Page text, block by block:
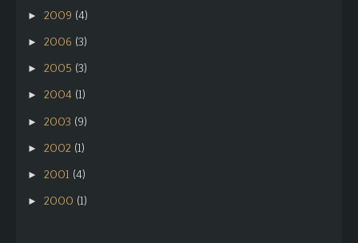
► 2009 (4)
► 2006 (3)
► 2005 (3)
► 2004 (1)
► 2003 (9)
► 2002 (1)
► 2001 (4)
► 2000 (1)